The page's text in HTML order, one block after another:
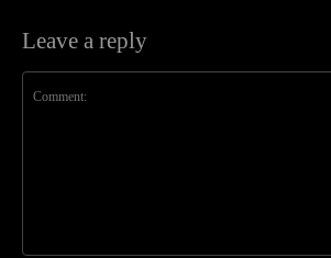
Leave a reply